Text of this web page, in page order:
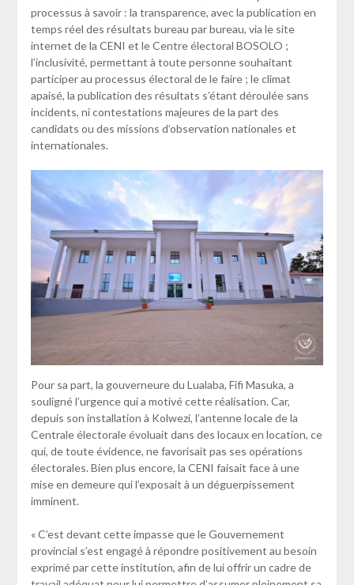
processus à savoir : la transparence, avec la publication en
temps réel des résultats bureau par bureau, via le site
internet de la CENI et le Centre électoral BOSOLO ;
l’inclusivité, permettant à toute personne souhaitant
participer au processus électoral de le faire ; le climat
apaisé, la publication des résultats s’étant déroulée sans
incidents, ni contestations majeures de la part des
candidats ou des missions d’observation nationales et
internationales.
Pour sa part, la gouverneure du Lualaba, Fifi Masuka, a
souligné l’urgence qui a motivé cette réalisation. Car,
depuis son installation à Kolwezi, l’antenne locale de la
Centrale électorale évoluait dans des locaux en location, ce
qui, de toute évidence, ne favorisait pas ses opérations
électorales. Bien plus encore, la CENI faisait face à une
mise en demeure qui l’exposait à un déguerpissement
imminent.
« C’est devant cette impasse que le Gouvernement
provincial s’est engagé à répondre positivement au besoin
exprimé par cette institution, afin de lui offrir un cadre de